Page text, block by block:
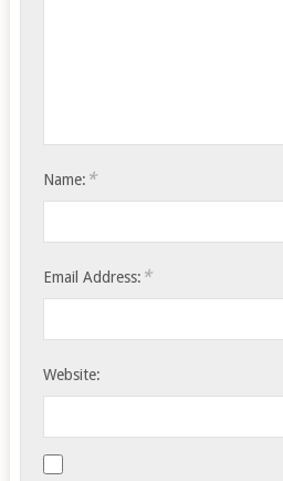
Name: *
Email Address: *
Website: